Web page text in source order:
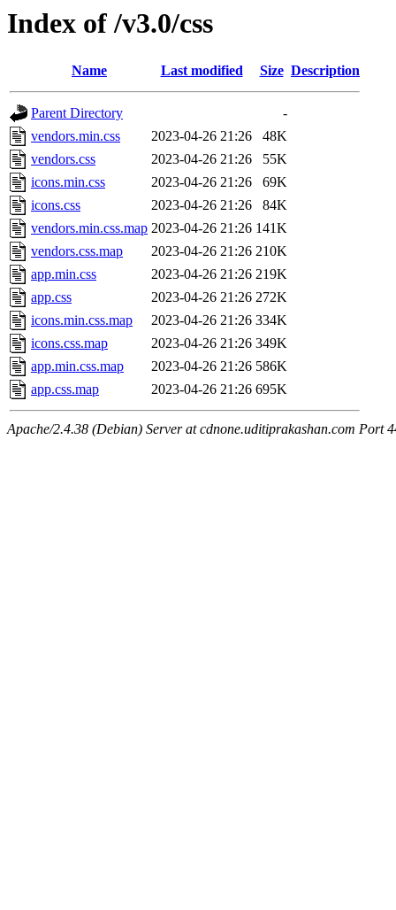
Index of /v3.0/css
Name Last modified Size Description
Parent Directory
-
vendors.min.css
2023-04-26 21:26
48K
vendors.css
2023-04-26 21:26
55K
icons.min.css
2023-04-26 21:26
69K
icons.css
2023-04-26 21:26
84K
vendors.min.css.map 2023-04-26 21:26 141K
vendors.css.map
2023-04-26 21:26 210K
app.min.css
2023-04-26 21:26 219K
app.css
2023-04-26 21:26 272K
icons.min.css.map
2023-04-26 21:26 334K
icons.css.map
2023-04-26 21:26 349K
app.min.css.map
2023-04-26 21:26 586K
app.css.map
2023-04-26 21:26 695K
Apache/2.4.38 (Debian) Server at cdnone.uditiprakashan.com Port